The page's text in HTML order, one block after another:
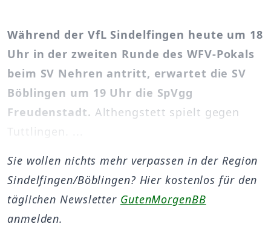
Während der VfL Sindelfingen heute um 18
Uhr in der zweiten Runde des WFV-Pokals
beim SV Nehren antritt, erwartet die SV
Böblingen um 19 Uhr die SpVgg
Freudenstadt. Althengstett spielt gegen
Tuttlingen. ...
Sie wollen nichts mehr verpassen in der Region
Sindelfingen/Böblingen? Hier kostenlos für den
täglichen Newsletter GutenMorgenBB
anmelden.